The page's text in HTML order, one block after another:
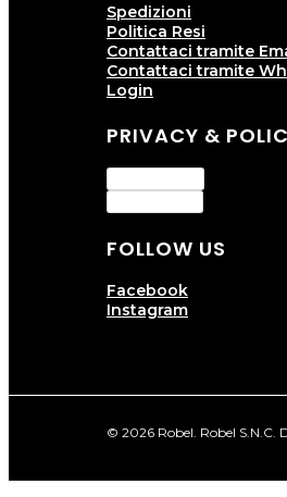
Spedizioni
Politica Resi
Contattaci tramite
Contattaci tramite
Login
PRIVACY &
FOLLOW US
Facebook
Instagram
© 2026 Robel. Robel S.N.C.